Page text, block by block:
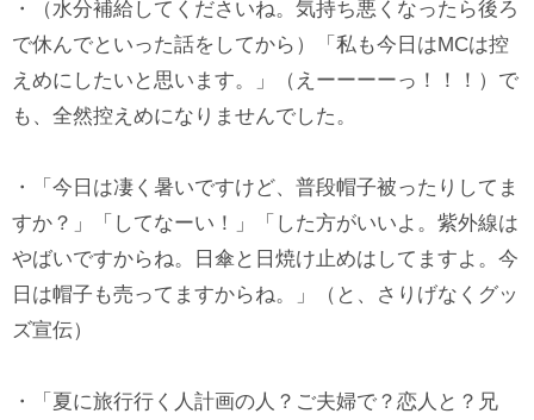
・（水分補給してくださいね。気持ち悪くなったら後ろ
で休んでといった話をしてから）「私も今日はMCは控
えめにしたいと思います。」（えーーーーっ！！！）で
も、全然控えめになりませんでした。
・「今日は凄く暑いですけど、普段帽子被ったりしてま
すか？」「してなーい！」「した方がいいよ。紫外線は
やばいですからね。日傘と日焼け止めはしてますよ。今
日は帽子も売ってますからね。」（と、さりげなくグッ
ズ宣伝）
・「夏に旅行行く人計画の人？ご夫婦で？恋人と？兄